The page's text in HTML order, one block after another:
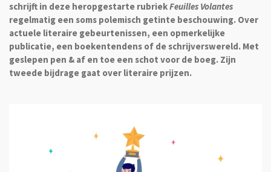
schrijft in deze heropgestarte rubriekFeuilles Volantes
regelmatig een soms polemisch getinte beschouwing. Over
actuele literaire gebeurtenissen, een opmerkelijke
publicatie, een boekentendens of de schrijverswereld. Met
geslepen pen & af en toe een schot voor de boeg. Zijn
tweede bijdrage gaat over literaire prijzen.